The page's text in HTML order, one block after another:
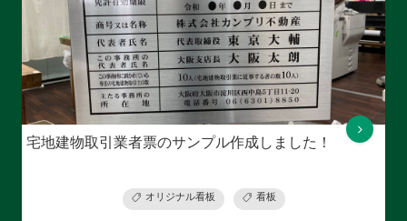
宅地建物取引業者票のサンプル作成しました！
オリジナル看板 看板